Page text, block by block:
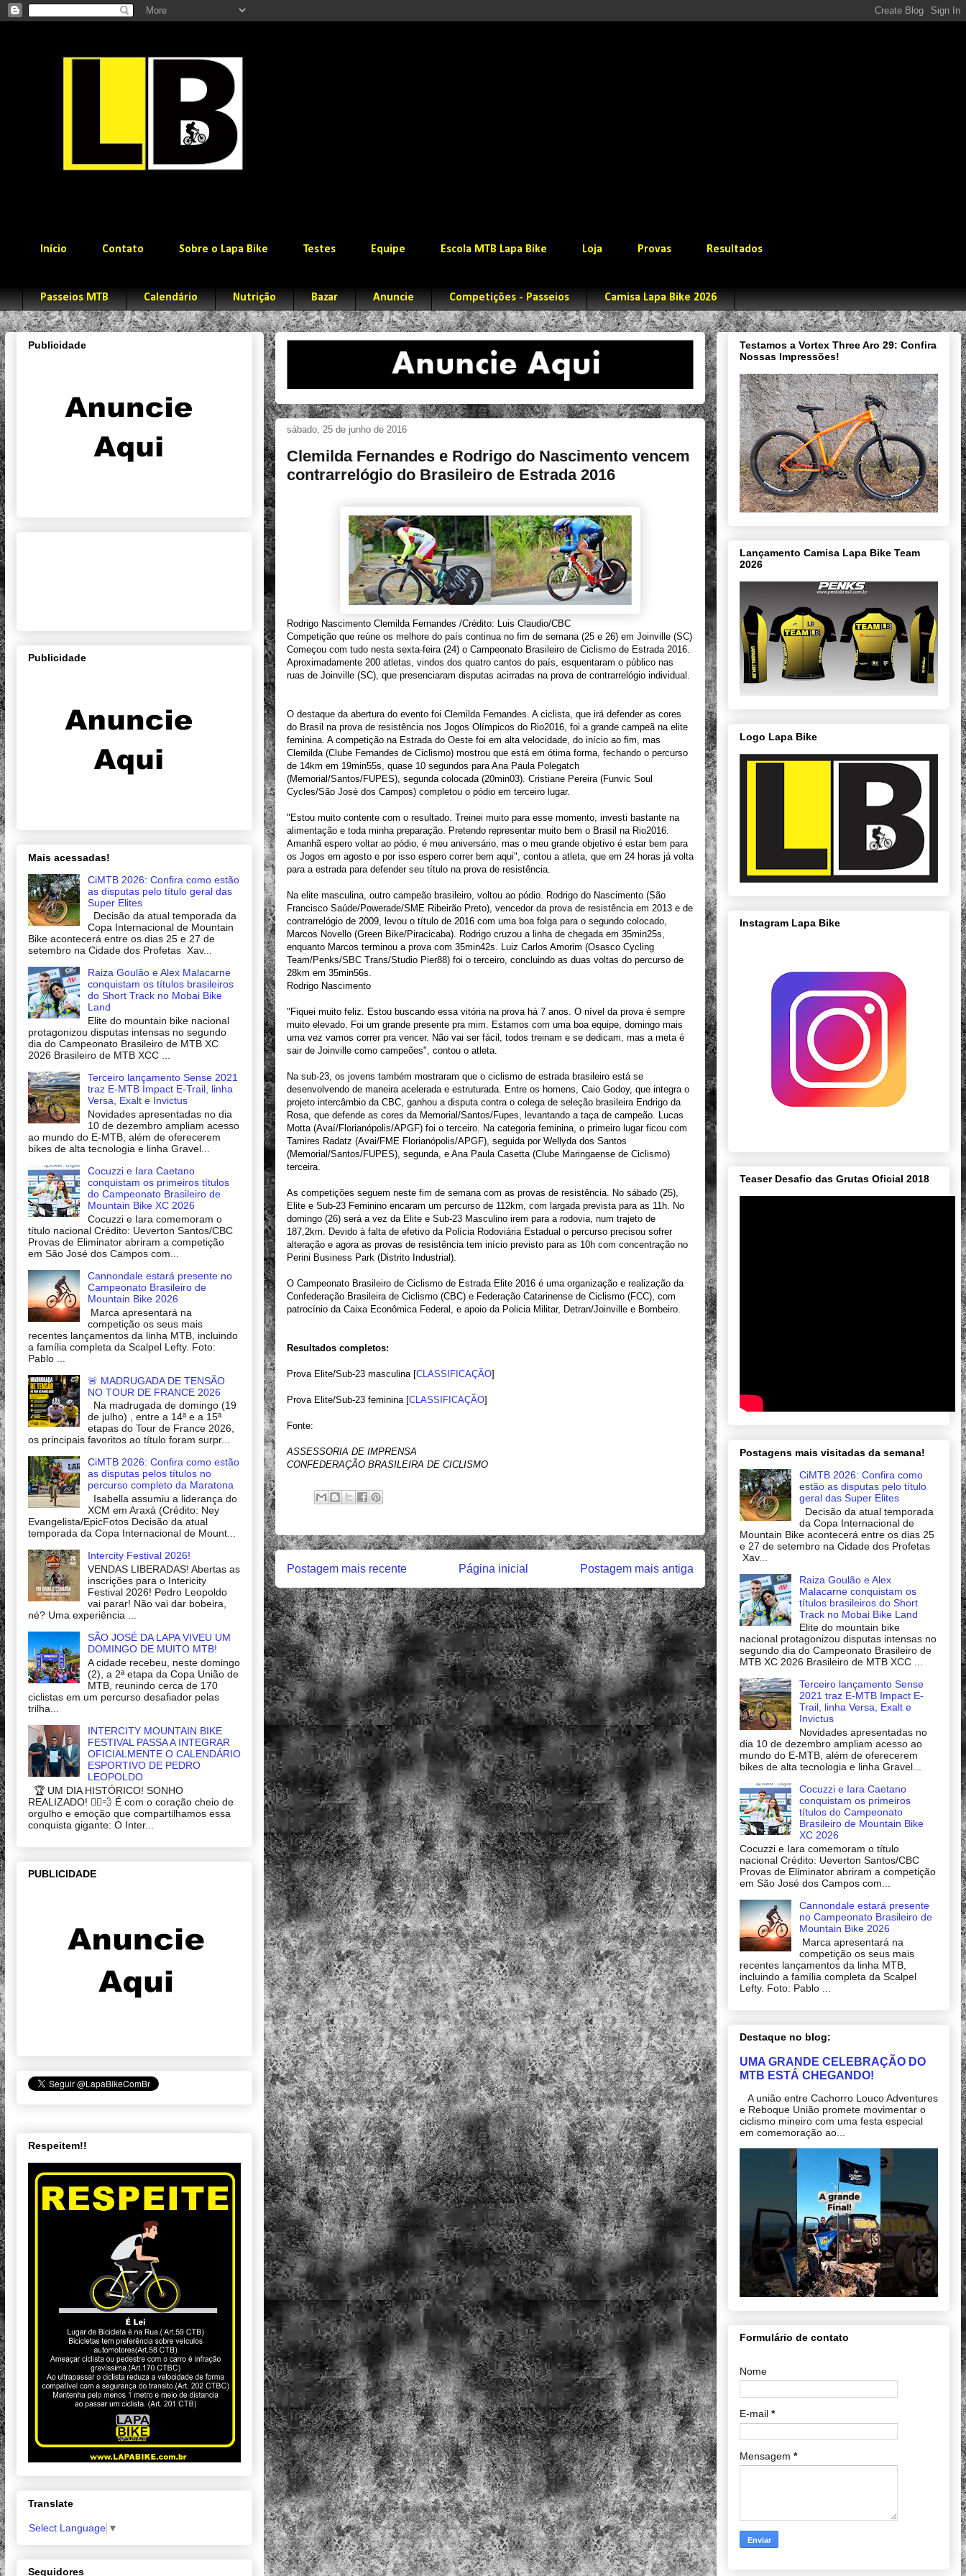
Início Contato Sobre o Lapa Bike Testes Equipe Escola MTB Lapa Bike Loja Provas Resultados
Passeios MTB Calendário Nutrição Bazar Anuncie Competições - Passeios Camisa Lapa Bike 2026
sábado, 25 de junho de 2016
Clemilda Fernandes e Rodrigo do Nascimento vencem
contrarrelógio do Brasileiro de Estrada 2016
Rodrigo Nascimento Clemilda Fernandes /Crédito: Luis Claudio/CBC
Competição que reúne os melhore do país continua no fim de semana (25 e 26) em Joinville (SC)
Começou com tudo nesta sexta-feira (24) o Campeonato Brasileiro de Ciclismo de Estrada 2016.
Aproximadamente 200 atletas, vindos dos quatro cantos do país, esquentaram o público nas
ruas de Joinville (SC), que presenciaram disputas acirradas na prova de contrarrelógio individual.
O destaque da abertura do evento foi Clemilda Fernandes. A ciclista, que irá defender as cores
do Brasil na prova de resistência nos Jogos Olímpicos do Rio2016, foi a grande campeã na elite
feminina. A competição na Estrada do Oeste foi em alta velocidade, do início ao fim, mas
Clemilda (Clube Fernandes de Ciclismo) mostrou que está em ótima forma, fechando o percurso
de 14km em 19min55s, quase 10 segundos para Ana Paula Polegatch
(Memorial/Santos/FUPES), segunda colocada (20min03). Cristiane Pereira (Funvic Soul
Cycles/São José dos Campos) completou o pódio em terceiro lugar.
"Estou muito contente com o resultado. Treinei muito para esse momento, investi bastante na
alimentação e toda minha preparação. Pretendo representar muito bem o Brasil na Rio2016.
Amanhã espero voltar ao pódio, é meu aniversário, mas o meu grande objetivo é estar bem para
os Jogos em agosto e por isso espero correr bem aqui", contou a atleta, que em 24 horas já volta
para a estrada para defender seu título na prova de resistência.
Na elite masculina, outro campeão brasileiro, voltou ao pódio. Rodrigo do Nascimento (São
Francisco Saúde/Powerade/SME Ribeirão Preto), vencedor da prova de resistência em 2013 e de
contrarrelógio de 2009, levou o título de 2016 com uma boa folga para o segundo colocado,
Marcos Novello (Green Bike/Piracicaba). Rodrigo cruzou a linha de chegada em 35min25s,
enquanto Marcos terminou a prova com 35min42s. Luiz Carlos Amorim (Osasco Cycling
Team/Penks/SBC Trans/Studio Pier88) foi o terceiro, concluindo as duas voltas do percurso de
28km em 35min56s.
Rodrigo Nascimento
"Fiquei muito feliz. Estou buscando essa vitória na prova há 7 anos. O nível da prova é sempre
muito elevado. Foi um grande presente pra mim. Estamos com uma boa equipe, domingo mais
uma vez vamos correr pra vencer. Não vai ser fácil, todos treinam e se dedicam, mas a meta é
sair de Joinville como campeões", contou o atleta.
Na sub-23, os jovens também mostraram que o ciclismo de estrada brasileiro está se
desenvolvendo de maneira acelerada e estruturada. Entre os homens, Caio Godoy, que integra o
projeto intercâmbio da CBC, ganhou a disputa contra o colega de seleção brasileira Endrigo da
Rosa, que defende as cores da Memorial/Santos/Fupes, levantando a taça de campeão. Lucas
Motta (Avaí/Florianópolis/APGF) foi o terceiro. Na categoria feminina, o primeiro lugar ficou com
Tamires Radatz (Avai/FME Florianópolis/APGF), seguida por Wellyda dos Santos
(Memorial/Santos/FUPES), segunda, e Ana Paula Casetta (Clube Maringaense de Ciclismo)
terceira.
As competições seguem neste fim de semana com as provas de resistência. No sábado (25),
Elite e Sub-23 Feminino encaram um percurso de 112km, com largada prevista para as 11h. No
domingo (26) será a vez da Elite e Sub-23 Masculino irem para a rodovia, num trajeto de
187,2km. Devido à falta de efetivo da Polícia Rodoviária Estadual o percurso precisou sofrer
alteração e agora as provas de resistência tem início previsto para as 10h com concentração no
Perini Business Park (Distrito Industrial).
O Campeonato Brasileiro de Ciclismo de Estrada Elite 2016 é uma organização e realização da
Confederação Brasileira de Ciclismo (CBC) e Federação Catarinense de Ciclismo (FCC), com
patrocínio da Caixa Econômica Federal, e apoio da Policia Militar, Detran/Joinville e Bombeiro.
Resultados completos:
Prova Elite/Sub-23 masculina [CLASSIFICAÇÃO]
Prova Elite/Sub-23 feminina [CLASSIFICAÇÃO]
Fonte:
ASSESSORIA DE IMPRENSA
CONFEDERAÇÃO BRASILEIRA DE CICLISMO
Postagem mais recente Postagem mais antiga
Página inicial
Publicidade
Publicidade
Mais acessadas!
CiMTB 2026: Confira como estão
as disputas pelo título geral das
Super Elites
Decisão da atual temporada da
Copa Internacional de Mountain
Bike acontecerá entre os dias 25 e 27 de
setembro na Cidade dos Profetas Xav...
Raiza Goulão e Alex Malacarne
conquistam os títulos brasileiros
do Short Track no Mobai Bike
Land
Elite do mountain bike nacional
protagonizou disputas intensas no segundo
dia do Campeonato Brasileiro de MTB XC
2026 Brasileiro de MTB XCC ...
Terceiro lançamento Sense 2021
traz E-MTB Impact E-Trail, linha
Versa, Exalt e Invictus
Novidades apresentadas no dia
10 de dezembro ampliam acesso
ao mundo do E-MTB, além de oferecerem
bikes de alta tecnologia e linha Gravel...
Cocuzzi e Iara Caetano
conquistam os primeiros títulos
do Campeonato Brasileiro de
Mountain Bike XC 2026
Cocuzzi e Iara comemoram o
título nacional Crédito: Ueverton Santos/CBC
Provas de Eliminator abriram a competição
em São José dos Campos com...
Cannondale estará presente no
Campeonato Brasileiro de
Mountain Bike 2026
Marca apresentará na
competição os seus mais
recentes lançamentos da linha MTB, incluindo
a família completa da Scalpel Lefty. Foto:
Pablo ...
🚨 MADRUGADA DE TENSÃO
NO TOUR DE FRANCE 2026
Na madrugada de domingo (19
de julho) , entre a 14ª e a 15ª
etapas do Tour de France 2026,
os principais favoritos ao título foram surpr...
CiMTB 2026: Confira como estão
as disputas pelos títulos no
percurso completo da Maratona
Isabella assumiu a liderança do
XCM em Araxá (Crédito: Ney
Evangelista/EpicFotos Decisão da atual
temporada da Copa Internacional de Mount...
Intercity Festival 2026!
VENDAS LIBERADAS! Abertas as
inscrições para o Intericity
Festival 2026! Pedro Leopoldo
vai parar! Não vai dar bobeira,
né? Uma experiência ...
SÃO JOSÉ DA LAPA VIVEU UM
DOMINGO DE MUITO MTB!
A cidade recebeu, neste domingo
(2), a 2ª etapa da Copa União de
MTB, reunindo cerca de 170
ciclistas em um percurso desafiador pelas
trilha...
INTERCITY MOUNTAIN BIKE
FESTIVAL PASSA A INTEGRAR
OFICIALMENTE O CALENDÁRIO
ESPORTIVO DE PEDRO
LEOPOLDO
🏆 UM DIA HISTÓRICO! SONHO
REALIZADO! 🚴‍♂️💨 É com o coração cheio de
orgulho e emoção que compartilhamos essa
conquista gigante: O Inter...
PUBLICIDADE
Respeitem!!
Translate
Select Language ▼
Seguidores
Testamos a Vortex Three Aro 29: Confira
Nossas Impressões!
Lançamento Camisa Lapa Bike Team
2026
Logo Lapa Bike
Instagram Lapa Bike
Teaser Desafio das Grutas Oficial 2018
Postagens mais visitadas da semana!
CiMTB 2026: Confira como
estão as disputas pelo título
geral das Super Elites
Decisão da atual temporada
da Copa Internacional de
Mountain Bike acontecerá entre os dias 25
e 27 de setembro na Cidade dos Profetas
Xav...
Raiza Goulão e Alex
Malacarne conquistam os
títulos brasileiros do Short
Track no Mobai Bike Land
Elite do mountain bike
nacional protagonizou disputas intensas no
segundo dia do Campeonato Brasileiro de
MTB XC 2026 Brasileiro de MTB XCC ...
Terceiro lançamento Sense
2021 traz E-MTB Impact E-
Trail, linha Versa, Exalt e
Invictus
Novidades apresentadas no
dia 10 de dezembro ampliam acesso ao
mundo do E-MTB, além de oferecerem
bikes de alta tecnologia e linha Gravel...
Cocuzzi e Iara Caetano
conquistam os primeiros
títulos do Campeonato
Brasileiro de Mountain Bike
XC 2026
Cocuzzi e Iara comemoram o título
nacional Crédito: Ueverton Santos/CBC
Provas de Eliminator abriram a competição
em São José dos Campos com...
Cannondale estará presente
no Campeonato Brasileiro de
Mountain Bike 2026
Marca apresentará na
competição os seus mais
recentes lançamentos da linha MTB,
incluindo a família completa da Scalpel
Lefty. Foto: Pablo ...
Destaque no blog:
UMA GRANDE CELEBRAÇÃO DO
MTB ESTÁ CHEGANDO!
A união entre Cachorro Louco Adventures
e Reboque União promete movimentar o
ciclismo mineiro com uma festa especial
em comemoração ao...
Formulário de contato
Nome
E-mail *
Mensagem *